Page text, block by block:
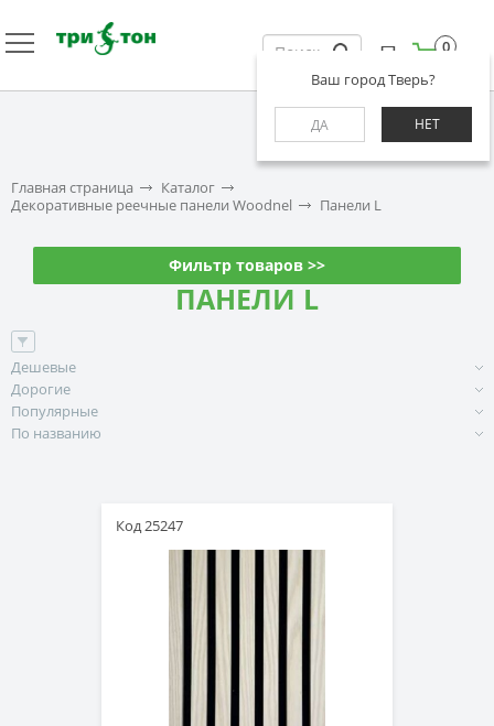
Ваш город Тверь?
ДА НЕТ
0
Главная страница
Каталог
Декоративные реечные панели Woodnel
Панели L
Фильтр товаров >>
ПАНЕЛИ L
Дешевые
Дорогие
Популярные
По названию
Код 25247